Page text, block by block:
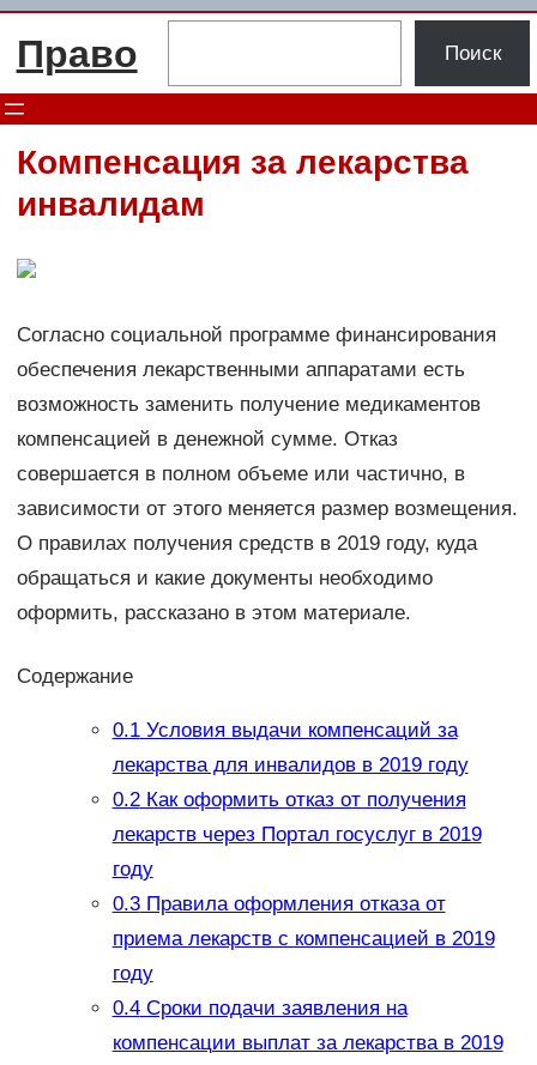
Перейти
Право Поиск
Компенсация за лекарства
инвалидам
Согласно социальной программе финансирования
обеспечения лекарственными аппаратами есть
возможность заменить получение медикаментов
компенсацией в денежной сумме. Отказ
совершается в полном объеме или частично, в
зависимости от этого меняется размер возмещения.
О правилах получения средств в 2019 году, куда
обращаться и какие документы необходимо
оформить, рассказано в этом материале.
Содержание
0.1Условия выдачи компенсаций за
лекарства для инвалидов в 2019 году
0.2Как оформить отказ от получения
лекарств через Портал госуслуг в 2019
году
0.3Правила оформления отказа от
приема лекарств с компенсацией в 2019
году
0.4Сроки подачи заявления на
компенсации выплат за лекарства в 2019